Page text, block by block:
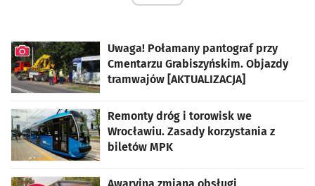
Uwaga! Połamany pantograf przy
Cmentarzu Grabiszyńskim. Objazdy
tramwajów [AKTUALIZACJA]
Remonty dróg i torowisk we
Wrocławiu. Zasady korzystania z
biletów MPK
Awaryjna zmiana obsługi